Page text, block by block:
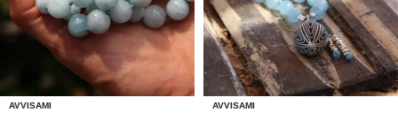
AVVISAMI AVVISAMI